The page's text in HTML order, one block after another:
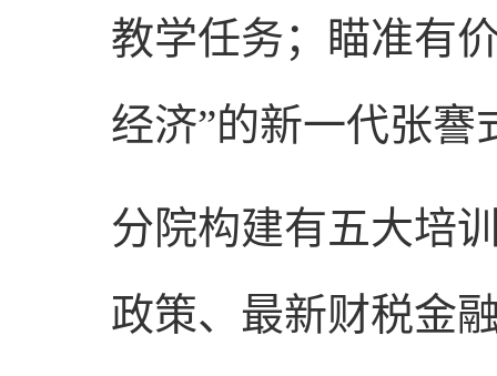
教学任务；瞄准有
经济”的新一代张
分院构建有五大培
政策、最新财税金